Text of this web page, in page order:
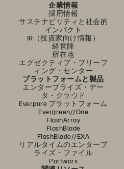
企業情報
採用情報
サステナビリティと社会的
インパクト
IR（投資家向け情報）
経営陣
所在地
エグゼクティブ・ブリーフ
ィング・センター
プラットフォームと製品
エンタープライズ・デー
タ・クラウド
Everpure プラットフォーム
Evergreen//One
FlashArray
FlashBlade
FlashBlade//EXA
リアルタイムのエンタープ
ライズ・ファイル
Portworx